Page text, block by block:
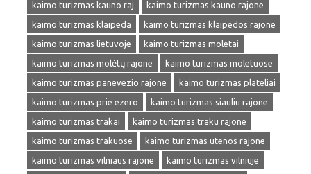
kaimo turizmas kauno raj
kaimo turizmas kauno rajone
kaimo turizmas klaipeda
kaimo turizmas klaipedos rajone
kaimo turizmas lietuvoje
kaimo turizmas moletai
kaimo turizmas molėtų rajone
kaimo turizmas moletuose
kaimo turizmas panevezio rajone
kaimo turizmas plateliai
kaimo turizmas prie ezero
kaimo turizmas siauliu rajone
kaimo turizmas trakai
kaimo turizmas traku rajone
kaimo turizmas trakuose
kaimo turizmas utenos rajone
kaimo turizmas vilniaus rajone
kaimo turizmas vilniuje